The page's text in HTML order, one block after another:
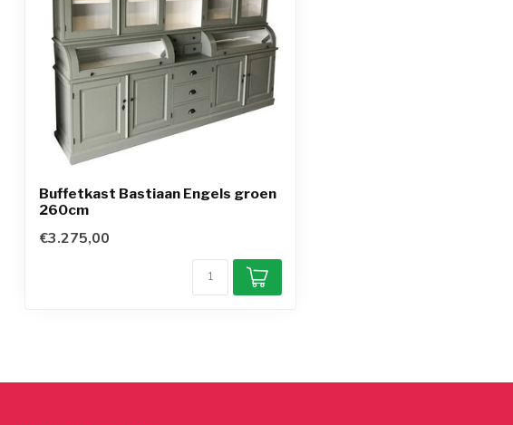
Buffetkast Bastiaan Engels groen
260cm
€3.275,00